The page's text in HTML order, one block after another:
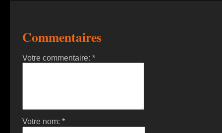
Commentaires
Votre commentaire: *
Votre nom: *